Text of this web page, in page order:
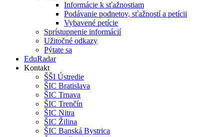
Informácie k sťažnostiam
Podávanie podnetov, sťažností a petícii
Vybavené petície
Sprístupnenie informácií
Užitočné odkazy
Pýtate sa
EduRadar
Kontakt
ŠŠI Ústredie
ŠIC Bratislava
ŠIC Trnava
ŠIC Trenčín
ŠIC Nitra
ŠIC Žilina
ŠIC Banská Bystrica